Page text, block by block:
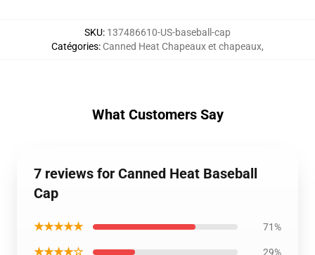
SKU: 137486610-US-baseball-cap
Catégories: Canned Heat Chapeaux et chapeaux,
What Customers Say
7 reviews for Canned Heat Baseball
Cap
★★★★★ 71%
★★★★☆ 29%